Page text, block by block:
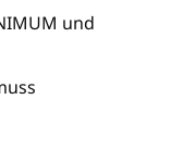
und